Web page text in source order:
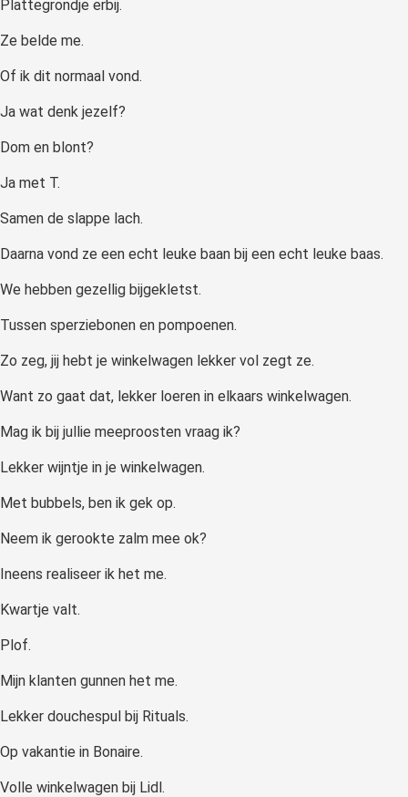
Plattegrondje erbij.
Ze belde me.
Of ik dit normaal vond.
Ja wat denk jezelf?
Dom en blont?
Ja met T.
Samen de slappe lach.
Daarna vond ze een echt leuke baan bij een echt leuke baas.
We hebben gezellig bijgekletst.
Tussen sperziebonen en pompoenen.
Zo zeg, jij hebt je winkelwagen lekker vol zegt ze.
Want zo gaat dat, lekker loeren in elkaars winkelwagen.
Mag ik bij jullie meeproosten vraag ik?
Lekker wijntje in je winkelwagen.
Met bubbels, ben ik gek op.
Neem ik gerookte zalm mee ok?
Ineens realiseer ik het me.
Kwartje valt.
Plof.
Mijn klanten gunnen het me.
Lekker douchespul bij Rituals.
Op vakantie in Bonaire.
Volle winkelwagen bij Lidl.